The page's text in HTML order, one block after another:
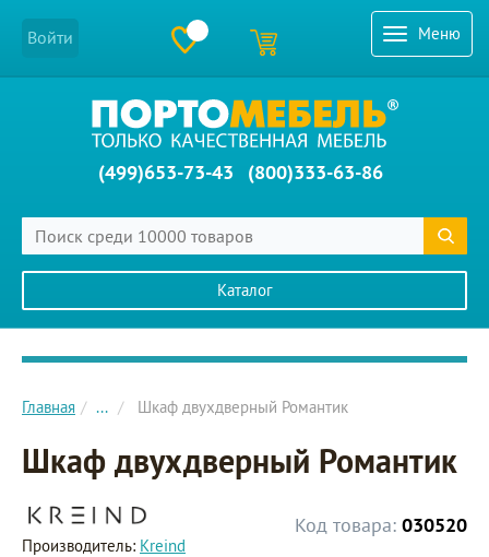
Меню
Войти
(499)653-73-43 (800)333-63-86
Каталог
Главное меню сайта
Главная ... Шкаф двухдверный Романтик
Шкаф двухдверный Романтик
Код товара: 030520
Производитель: Kreind